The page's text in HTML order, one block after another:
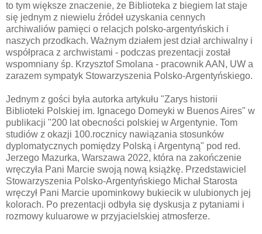
to tym większe znaczenie, że Biblioteka z biegiem lat staje
się jednym z niewielu źródeł uzyskania cennych
archiwaliów pamięci o relacjch polsko-argentyńskich i
naszych przodkach. Ważnym działem jest dział archiwalny i
współpraca z archwistami - podczas prezentacji został
wspomniany śp. Krzysztof Smolana - pracownik AAN, UW a
zarazem sympatyk Stowarzyszenia Polsko-Argentyńskiego.
Jednym z gości była autorka artykułu "Zarys historii
Biblioteki Polskiej im. Ignacego Domeyki w Buenos Aires" w
publikacji "200 lat obecności polskiej w Argentynie. Tom
studiów z okazji 100.rocznicy nawiązania stosunków
dyplomatycznych pomiędzy Polską i Argentyną" pod red.
Jerzego Mazurka, Warszawa 2022, która na zakończenie
wręczyła Pani Marcie swoją nową książkę. Przedstawiciel
Stowarzyszenia Polsko-Argentyńskiego Michał Starosta
wręczył Pani Marcie upominkowy bukiecik w ulubionych jej
kolorach. Po prezentacji odbyła się dyskusja z pytaniami i
rozmowy kuluarowe w przyjacielskiej atmosferze.